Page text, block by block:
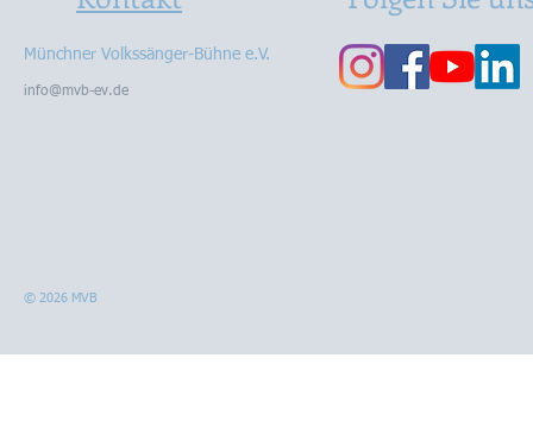
Münchner Volkssänger-Bühne e.V.
info@mvb-ev.de
© 2026 MVB